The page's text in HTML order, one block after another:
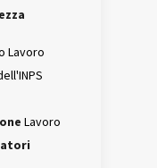
Lavoro
Lavoro